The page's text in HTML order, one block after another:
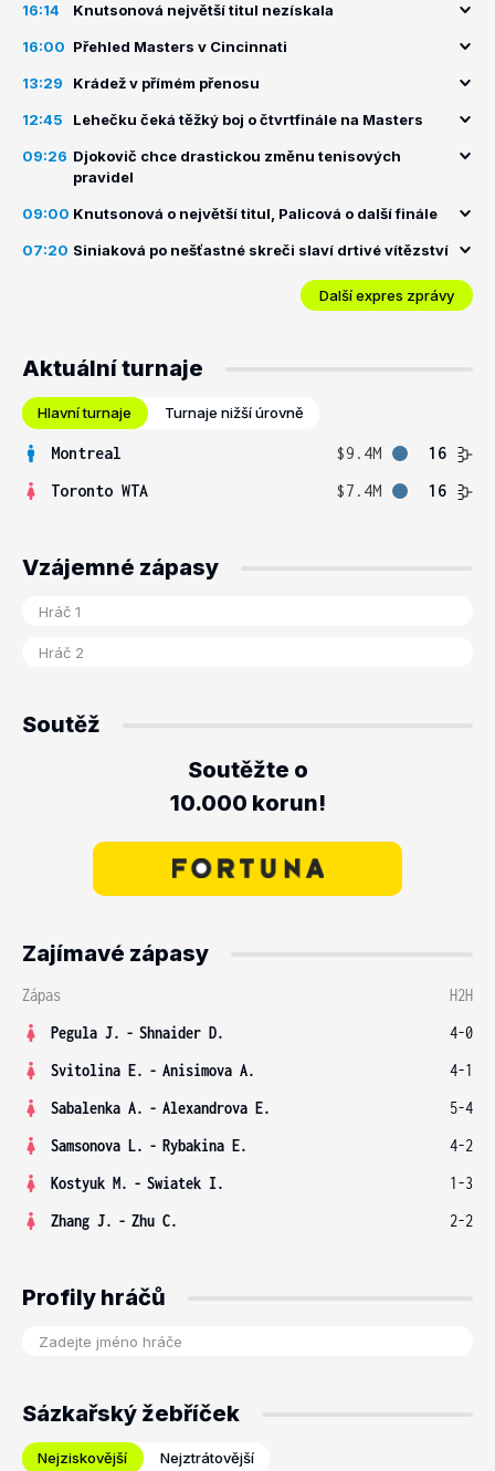
16:14 Knutsonová největší titul nezískala
16:00 Přehled Masters v Cincinnati
13:29 Krádež v přímém přenosu
12:45 Lehečku čeká těžký boj o čtvrtfinále na Masters
09:26 Djokovič chce drastickou změnu tenisových
pravidel
09:00 Knutsonová o největší titul, Palicová o další finále
07:20 Siniaková po nešťastné skreči slaví drtivé vítězství
Další expres zprávy
Aktuální turnaje
Hlavní turnaje Turnaje nižší úrovně
Montreal $9.4M
16
Toronto WTA
$7.4M 16
Vzájemné zápasy
Soutěž
Soutěžte o
10.000 korun!
Zajímavé zápasy
Zápas
H2H
Pegula J. - Shnaider D.
4-0
Svitolina E. - Anisimova A.
4-1
Sabalenka A. - Alexandrova E.
5-4
Samsonova L. - Rybakina E.
4-2
Kostyuk M. - Swiatek I.
1-3
Zhang J. - Zhu C. 2-2
Profily hráčů
Sázkařský žebříček
Nejziskovější Nejztrátovější